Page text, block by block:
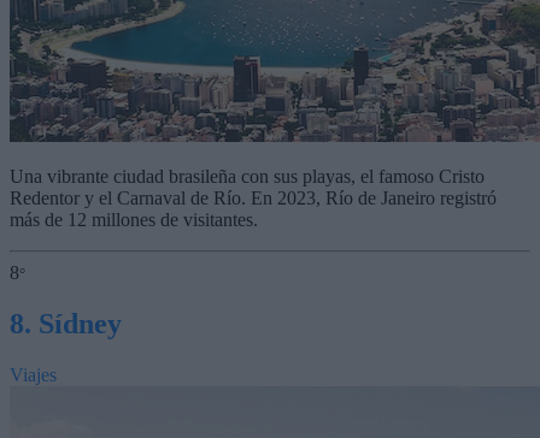
Una vibrante ciudad brasileña con sus playas, el famoso Cristo
Redentor y el Carnaval de Río. En 2023, Río de Janeiro registró
más de 12 millones de visitantes.
8°
8. Sídney
Viajes